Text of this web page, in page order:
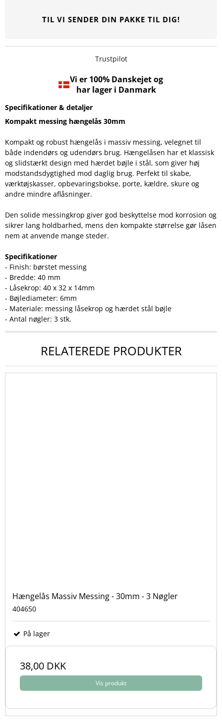
TIL VI SENDER DIN PAKKE TIL DIG!
Trustpilot
Vi er 100% Danskejet og
har lager i Danmark
Specifikationer & detaljer
Kompakt messing hængelås 30mm
Kompakt og robust hængelås i massiv messing, velegnet til
både indendørs og udendørs brug. Hængelåsen har et klassisk
og slidstærkt design med hærdet bøjle i stål, som giver høj
modstandsdygtighed mod daglig brug. Perfekt til skabe,
værktøjskasser, opbevaringsbokse, porte, kældre, skure og
andre mindre aflåsninger.
Den solide messingkrop giver god beskyttelse mod korrosion og
sikrer lang holdbarhed, mens den kompakte størrelse gør låsen
nem at anvende mange steder.
Specifikationer
- Finish: børstet messing
- Bredde: 40 mm
- Låsekrop: 40 x 32 x 14mm
- Bøjlediameter: 6mm
- Materiale: messing låsekrop og hærdet stål bøjle
- Antal nøgler: 3 stk.
RELATEREDE PRODUKTER
Hængelås Massiv Messing - 30mm - 3 Nøgler
404650
På lager
38,00 DKK
Vis produkt